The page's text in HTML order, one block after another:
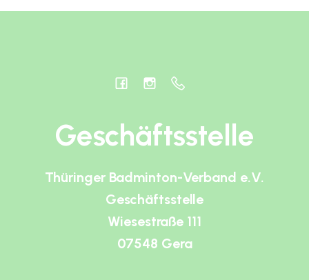
Geschäftsstelle
Thüringer Badminton-Verband e.V.
Geschäftsstelle
Wiesestraße 111
07548 Gera